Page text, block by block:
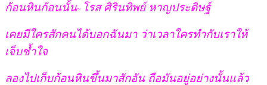
ก้อนหินก้อนนั้น~ โรส ศิรินทิพย์ หาญประดิษฐ์
เคยมีใครสักคนได้บอกฉันมา ว่าเวลาใครทำกับเราให้
เจ็บช้ำใจ
ลองไปเก็บก้อนหินขึ้นมาสักอัน ถือมันอยู่อย่างนั้นแล้ว